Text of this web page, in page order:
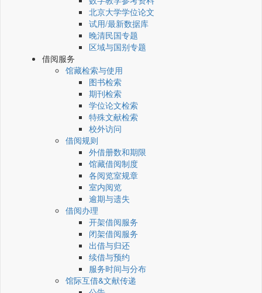
北京大学学位论文
试用/最新数据库
晚清民国专题
区域与国别专题
借阅服务
馆藏检索与使用
图书检索
期刊检索
学位论文检索
特殊文献检索
校外访问
借阅规则
外借册数和期限
馆藏借阅制度
各阅览室规章
室内阅览
逾期与遗失
借阅办理
开架借阅服务
闭架借阅服务
出借与归还
续借与预约
服务时间与分布
馆际互借&文献传递